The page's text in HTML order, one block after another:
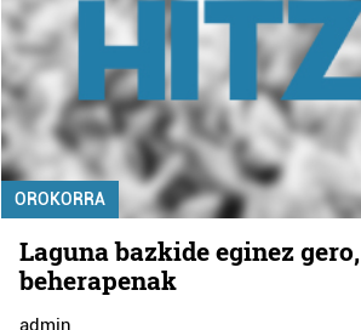
OROKORRA
Laguna bazkide eginez gero,
beherapenak